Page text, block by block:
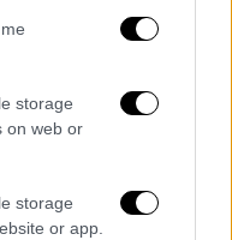
storage
on web or
storage
or app.
ιστορίες για τη
την τεχνολογία